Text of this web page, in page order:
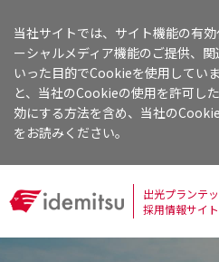
当社サイトでは、サイト機能の有
ーシャルメディア機能のご提供、
いった目的でCookieを使用してい
と、当社のCookieの使用を許可し
効にする方法を含め、当社の
をお読みください。
出光プランテ
採用情報サイト